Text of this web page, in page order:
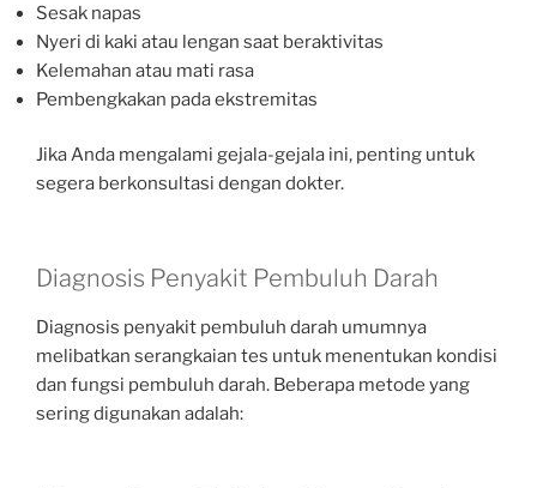
Sesak napas
Nyeri di kaki atau lengan saat beraktivitas
Kelemahan atau mati rasa
Pembengkakan pada ekstremitas
Jika Anda mengalami gejala-gejala ini, penting untuk
segera berkonsultasi dengan dokter.
Diagnosis Penyakit Pembuluh Darah
Diagnosis penyakit pembuluh darah umumnya
melibatkan serangkaian tes untuk menentukan kondisi
dan fungsi pembuluh darah. Beberapa metode yang
sering digunakan adalah: